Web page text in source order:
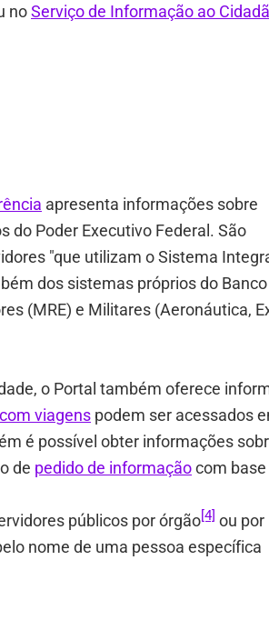
noServiço de Informação ao
apresenta informações sobre
do Poder Executivo Federal. São
"que utilizam o Sistema
dos sistemas próprios do Banco
(MRE) e Militares (Aeronáutica,
o Portal também oferece
viagens podem ser acessados
é possível obter informações
de pedido de informaçãocom
públicos por órgão[4] ou por
nome de uma pessoa específica